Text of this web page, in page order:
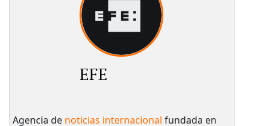
EFE
Agencia de noticias internacional fundada en